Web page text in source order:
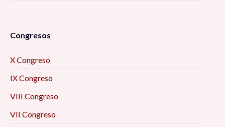
Congresos
X Congreso
IX Congreso
VIII Congreso
VII Congreso